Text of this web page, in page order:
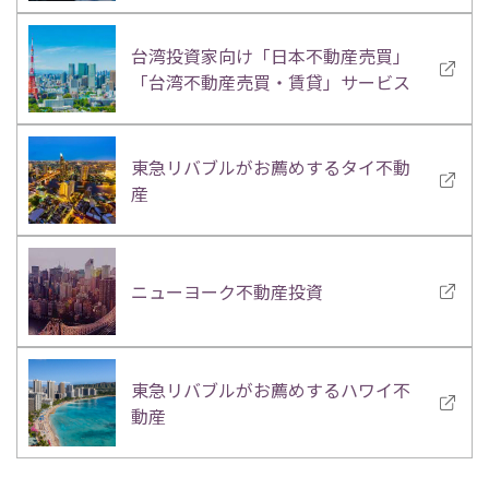
台湾投資家向け「日本不動産売買」
「台湾不動産売買・賃貸」サービス
東急リバブルがお薦めするタイ不動
産
ニューヨーク不動産投資
東急リバブルがお薦めするハワイ不
動産